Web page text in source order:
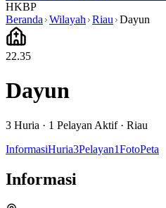
HKBP
Beranda Wilayah Riau Dayun
22.35
Dayun
3 Huria · 1 Pelayan Aktif· Riau
InformasiHuria3Pelayan1FotoPeta
Informasi